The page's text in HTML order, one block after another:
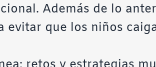
Además de lo
que los niños